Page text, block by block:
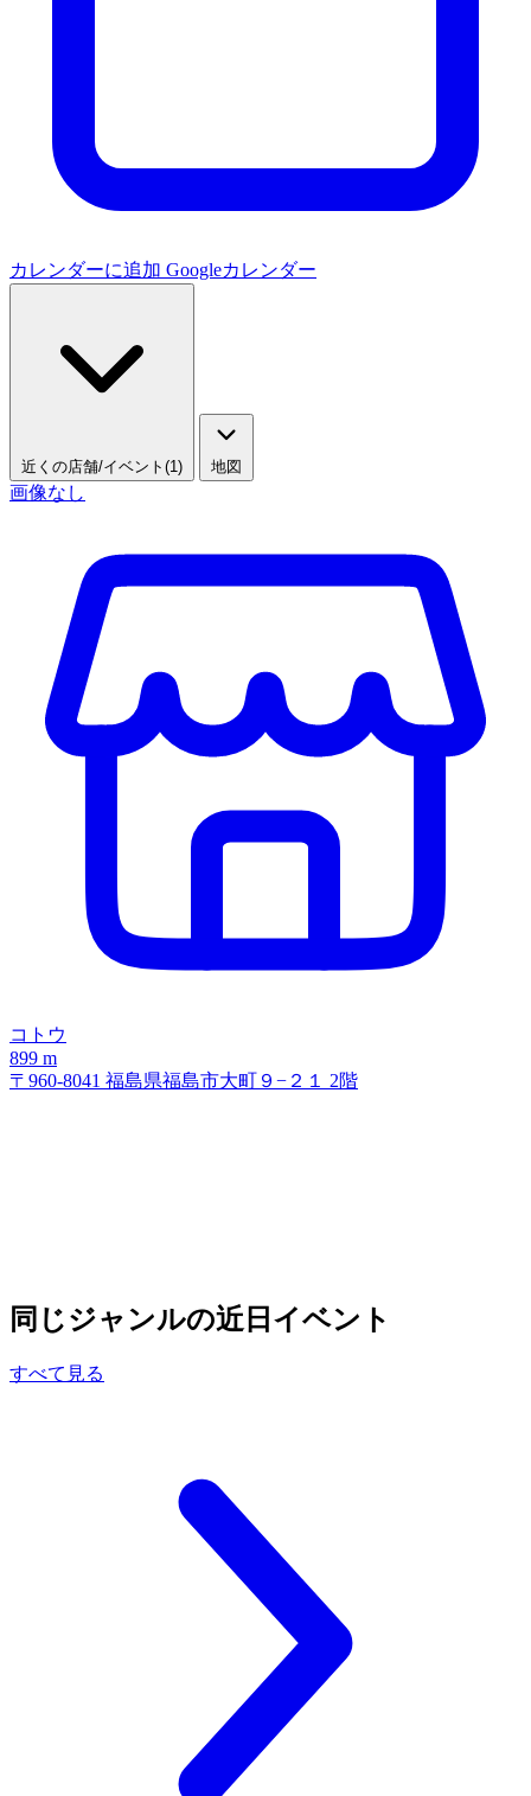
カレンダーに追加 Googleカレンダー
近くの店舗/イベント(1) 地図
画像なし
コトウ
899 m
〒960-8041 福島県福島市大町９−２１ 2階
同じジャンルの近日イベント
すべて見る